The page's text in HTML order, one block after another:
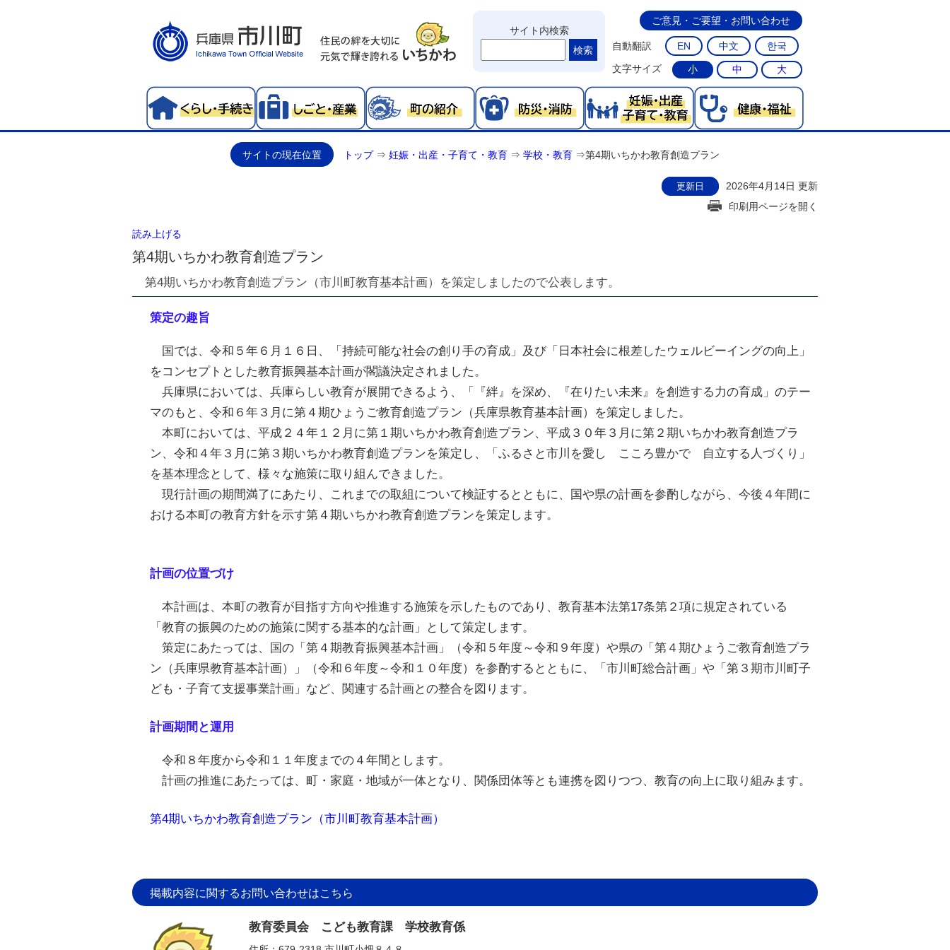
サイト内検索
検索
ご意見・ご要望・お問い合わせ
自動翻訳 EN 中文
한국
文字サイズ
小 中 大
サイトの現在位置 トップ⇒ 妊娠・出産・子育て・教育 ⇒ 学校・教育 ⇒第4期いちかわ教育創造プラン
更新日
2026年4月14日 更新
印刷用ページを開く
読み上げる
第4期いちかわ教育創造プラン
第4期いちかわ教育創造プラン（市川町教育基本計画）を策定しましたので公表します。
策定の趣旨
国では、令和５年６月１６日、「持続可能な社会の創り手の育成」及び「日本社会に根差したウェルビーイングの向上」
をコンセプトとした教育振興基本計画が閣議決定されました。
兵庫県においては、兵庫らしい教育が展開できるよう、「『絆』を深め、『在りたい未来』を創造する力の育成」のテー
マのもと、令和６年３月に第４期ひょうご教育創造プラン（兵庫県教育基本計画）を策定しました。
本町においては、平成２４年１２月に第１期いちかわ教育創造プラン、平成３０年３月に第２期いちかわ教育創造プラ
ン、令和４年３月に第３期いちかわ教育創造プランを策定し、「ふるさと市川を愛し こころ豊かで 自立する人づくり」
を基本理念として、様々な施策に取り組んできました。
現行計画の期間満了にあたり、これまでの取組について検証するとともに、国や県の計画を参酌しながら、今後４年間に
おける本町の教育方針を示す第４期いちかわ教育創造プランを策定します。
計画の位置づけ
本計画は、本町の教育が目指す方向や推進する施策を示したものであり、教育基本法第17条第２項に規定されている
「教育の振興のための施策に関する基本的な計画」として策定します。
策定にあたっては、国の「第４期教育振興基本計画」（令和５年度～令和９年度）や県の「第４期ひょうご教育創造プラ
ン（兵庫県教育基本計画）」（令和６年度～令和１０年度）を参酌するとともに、「市川町総合計画」や「第３期市川町子
ども・子育て支援事業計画」など、関連する計画との整合を図ります。
計画期間と運用
令和８年度から令和１１年度までの４年間とします。
計画の推進にあたっては、町・家庭・地域が一体となり、関係団体等とも連携を図りつつ、教育の向上に取り組みます。
第4期いちかわ教育創造プラン（市川町教育基本計画）
掲載内容に関するお問い合わせはこちら
教育委員会 こども教育課 学校教育係